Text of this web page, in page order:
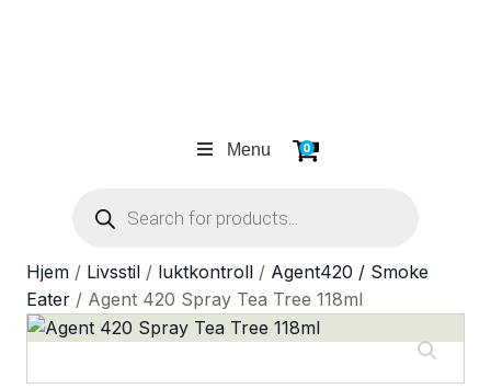
Menu 0
Products
search
Hjem / Livsstil / luktkontroll / Agent420 / Smoke
Eater / Agent 420 Spray Tea Tree 118ml